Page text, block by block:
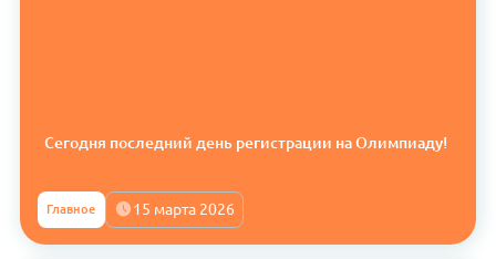
Сегодня последний день регистрации на Олимпиаду!
Главное 15 марта 2026